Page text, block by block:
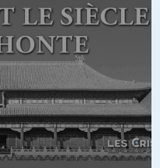
10h32
» anglaise et française pour
Maroc, en se couchant devant
républicaine.